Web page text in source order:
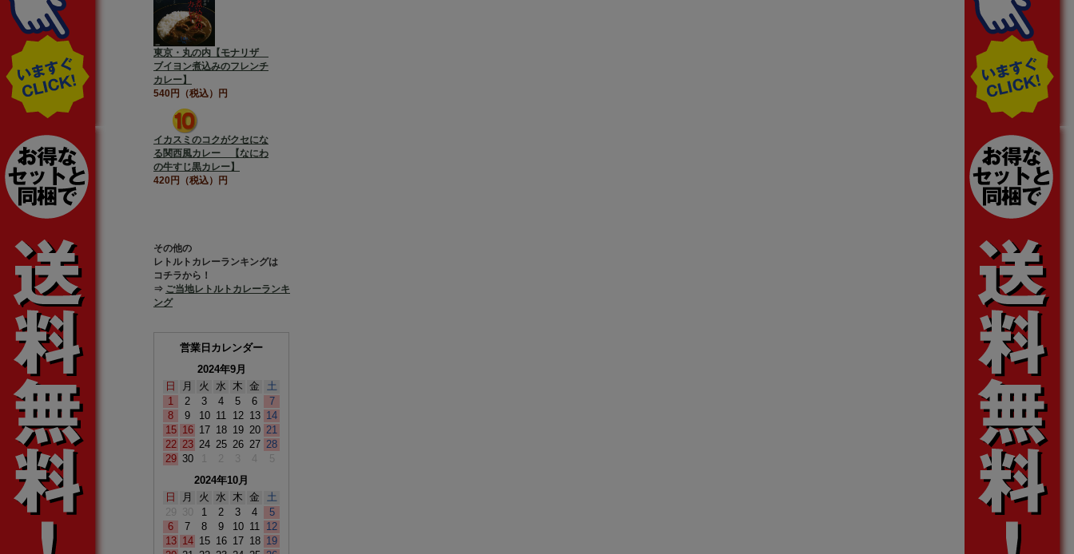
東京・丸の内【モナリザ
ブイヨン煮込みのフレンチ
カレー】
540円（税込）円
イカスミのコクがクセにな
る関西風カレー 【なにわ
の牛すじ黒カレー】
420円（税込）円
その他の
レトルトカレーランキングは
コチラから！
⇒ ご当地レトルトカレーランキ
ング
営業日カレンダー
2024年9月
日
月 火 水 木 金
土
1
2 3 4 5 6
7
8
9 10 11 12 13 14
15 16 17 18 19 20 21
22 23 24 25 26 27 28
29 30 1 2 3
5
2024年10月
日
月 火 水 木 金
土
29
30 1 2 3 4
5
6
7 8 9 10 11 12
13 14 15 16 17 18 19